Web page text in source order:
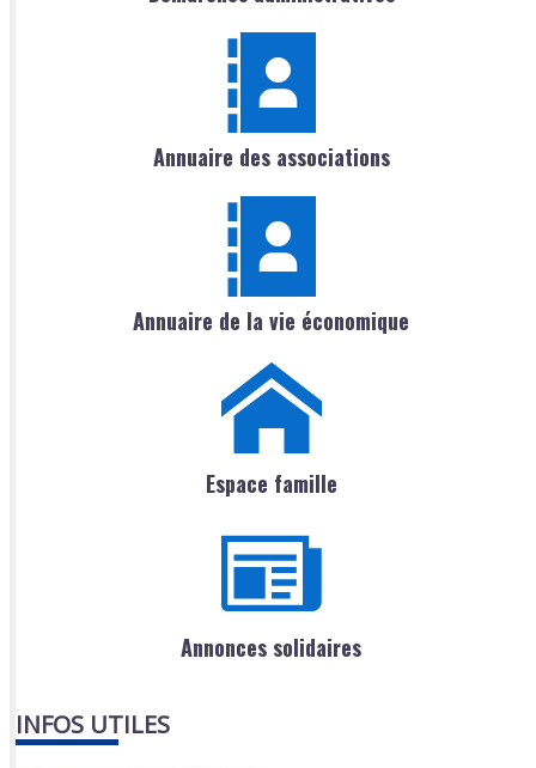
Annuaire des associations
Annuaire de la vie économique
Espace famille
Annonces solidaires
INFOS UTILES